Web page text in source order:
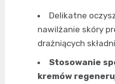
Delikatne
nawilżanie skóry
drażniących
Stosowanie
kremów